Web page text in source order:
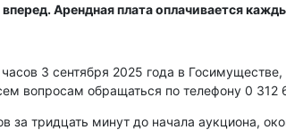
Арендная плата оплачивается
3 сентября 2025 года в
вопросам обращаться по телефону 0 312
за тридцать минут до начала аукциона,